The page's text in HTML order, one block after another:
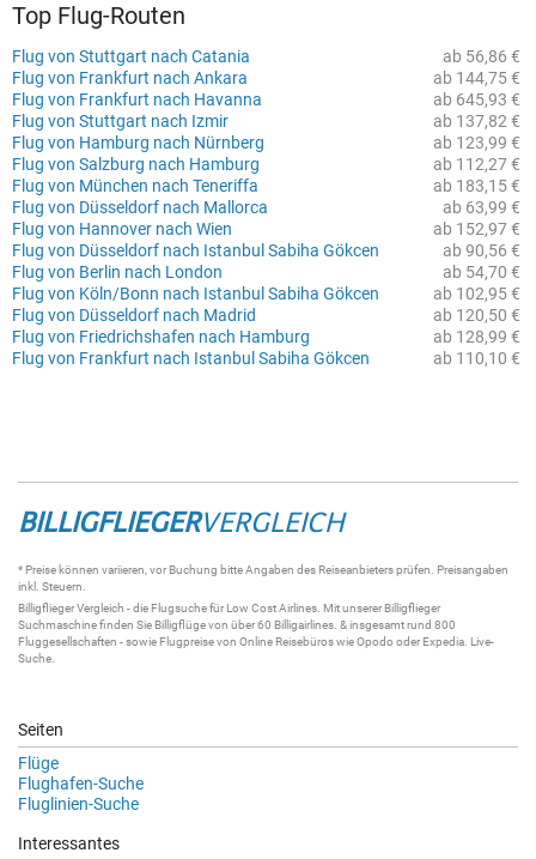
Top Flug-Routen
ab 56,86 €
Flug von Stuttgart nach Catania
ab 144,75 €
Flug von Frankfurt nach Ankara
ab 645,93 €
Flug von Frankfurt nach Havanna
ab 137,82 €
Flug von Stuttgart nach Izmir
ab 123,99 €
Flug von Hamburg nach Nürnberg
ab 112,27 €
Flug von Salzburg nach Hamburg
ab 183,15 €
Flug von München nach Teneriffa
ab 63,99 €
Flug von Düsseldorf nach Mallorca
ab 152,97 €
Flug von Hannover nach Wien
ab 90,56 €
Flug von Düsseldorf nach Istanbul Sabiha Gökcen
ab 54,70 €
Flug von Berlin nach London
ab 102,95 €
Flug von Köln/Bonn nach Istanbul Sabiha Gökcen
ab 120,50 €
Flug von Düsseldorf nach Madrid
ab 128,99 €
Flug von Friedrichshafen nach Hamburg
ab 110,10 €
Flug von Frankfurt nach Istanbul Sabiha Gökcen
BILLIGFLIEGERVERGLEICH
* Preise können variieren, vor Buchung bitte Angaben des Reiseanbieters prüfen. Preisangaben
inkl. Steuern.
BilligfliegerVergleich - die Flugsuchefür Low Cost Airlines. Mit unsererBilligflieger
Suchmaschinefinden Sie Billigflügevon über 60 Billigairlines . & insgesamt rund 800
Fluggesellschaften - sowie Flugpreise von Online Reisebüros wie Opodo oder Expedia. Live-
Suche
Seiten
Flüge
Flughafen-Suche
Fluglinien-Suche
Interessantes